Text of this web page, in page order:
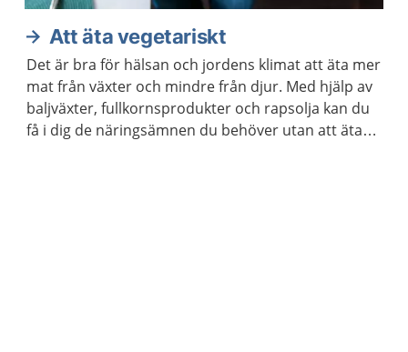
Att äta vegetariskt
Det är bra för hälsan och jordens klimat att äta mer
mat från växter och mindre från djur. Med hjälp av
baljväxter, fullkornsprodukter och rapsolja kan du
få i dig de näringsämnen du behöver utan att äta